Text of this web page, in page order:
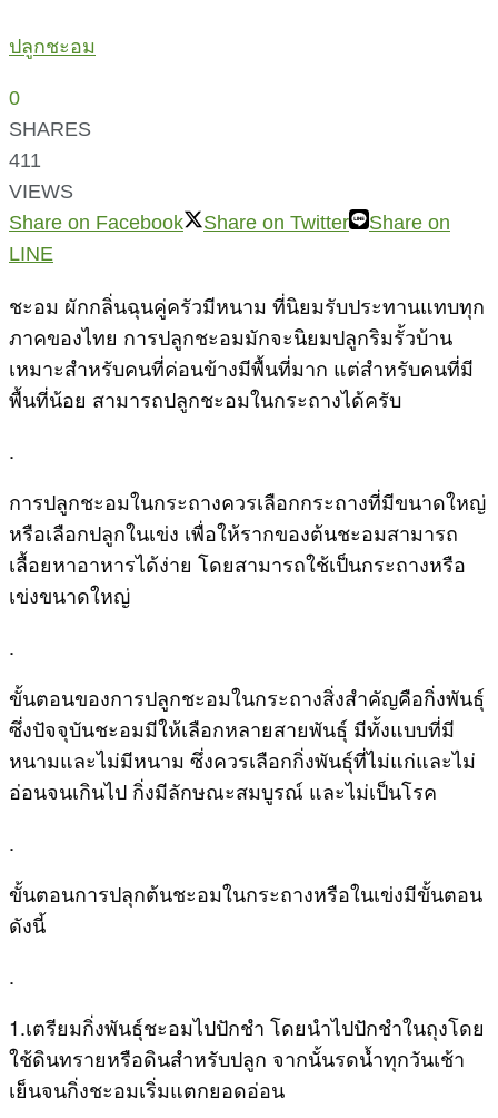
ปลูกชะอม
0
SHARES
411
VIEWS
Share on Facebook
Share on Twitter
Share on
LINE
ชะอม ผักกลิ่นฉุนคู่ครัวมีหนาม ที่นิยมรับประทานแทบทุก
ภาคของไทย การปลูกชะอมมักจะนิยมปลูกริมรั้วบ้าน
เหมาะสำหรับคนที่ค่อนข้างมีพื้นที่มาก แต่สำหรับคนที่มี
พื้นที่น้อย สามารถปลูกชะอมในกระถางได้ครับ
.
การปลูกชะอมในกระถางควรเลือกกระถางที่มีขนาดใหญ่
หรือเลือกปลูกในเข่ง เพื่อให้รากของต้นชะอมสามารถ
เลื้อยหาอาหารได้ง่าย โดยสามารถใช้เป็นกระถางหรือ
เข่งขนาดใหญ่
.
ขั้นตอนของการปลูกชะอมในกระถางสิ่งสำคัญคือกิ่งพันธุ์
ซึ่งปัจจุบันชะอมมีให้เลือกหลายสายพันธุ์ มีทั้งแบบที่มี
หนามและไม่มีหนาม ซึ่งควรเลือกกิ่งพันธุ์ที่ไม่แก่และไม่
อ่อนจนเกินไป กิ่งมีลักษณะสมบูรณ์ และไม่เป็นโรค
.
ขั้นตอนการปลุกต้นชะอมในกระถางหรือในเข่งมีขั้นตอน
ดังนี้
.
1.เตรียมกิ่งพันธุ์ชะอมไปปักชำ โดยนำไปปักชำในถุงโดย
ใช้ดินทรายหรือดินสำหรับปลูก จากนั้นรดน้ำทุกวันเช้า
เย็นจนกิ่งชะอมเริ่มแตกยอดอ่อน